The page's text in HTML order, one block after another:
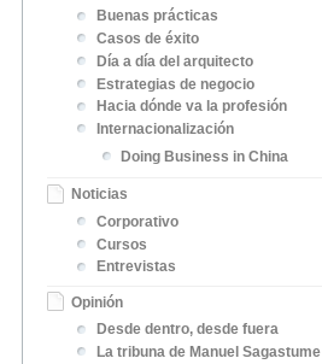
Buenas prácticas
Casos de éxito
Día a día del arquitecto
Estrategias de negocio
Hacia dónde va la profesión
Internacionalización
Doing Business in China
Noticias
Corporativo
Cursos
Entrevistas
Opinión
Desde dentro, desde fuera
La tribuna de Manuel Sagastume